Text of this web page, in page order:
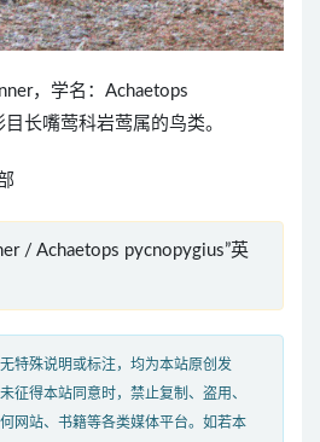
，学名：Achaetops
长嘴莺科岩莺属的鸟类。
/ Achaetops pycnopygius”英
特殊说明或标注，均为本站原创发
征得本站同意时，禁止复制、盗用、
网站、书籍等各类媒体平台。如若本